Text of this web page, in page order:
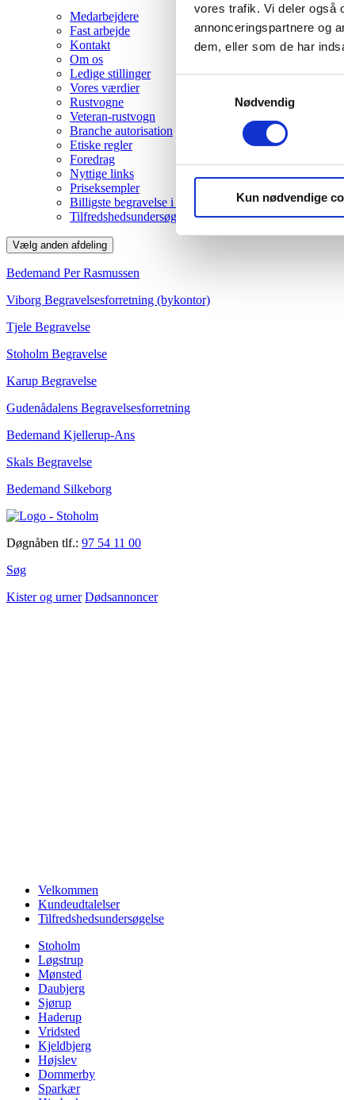
vores trafik. Vi deler også
annonceringspartnere og
dem, eller som de har
Nødvendig
Kun nødvendige
Medarbejdere
Fast arbejde
Kontakt
Om os
Ledige stillinger
Vores værdier
Rustvogne
Veteran-rustvogn
Branche autorisation
Etiske regler
Foredrag
Nyttige links
Priseksempler
Billigste begravelse i Viborg
Tilfredshedsundersøgelse
Vælg anden afdeling
Bedemand Per Rasmussen
Viborg Begravelsesforretning (bykontor)
Tjele Begravelse
Stoholm Begravelse
Karup Begravelse
Gudenådalens Begravelsesforretning
Bedemand Kjellerup-Ans
Skals Begravelse
Bedemand Silkeborg
Døgnåben tlf.: 97 54 11 00
Søg
Kister og urner Dødsannoncer
Velkommen
Kundeudtalelser
Tilfredshedsundersøgelse
Stoholm
Løgstrup
Mønsted
Daubjerg
Sjørup
Haderup
Vridsted
Kjeldbjerg
Højslev
Dommerby
Sparkær